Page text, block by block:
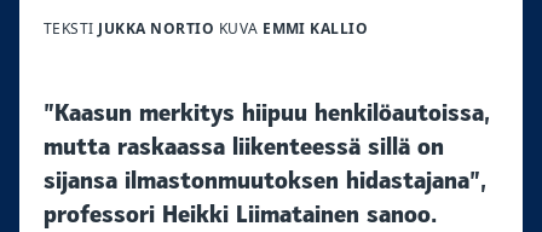
TEKSTI JUKKA NORTIO KUVA EMMI KALLIO
”Kaasun merkitys hiipuu henkilöautoissa,
mutta raskaassa liikenteessä sillä on
sijansa ilmastonmuutoksen hidastajana”,
professori Heikki Liimatainen sanoo.